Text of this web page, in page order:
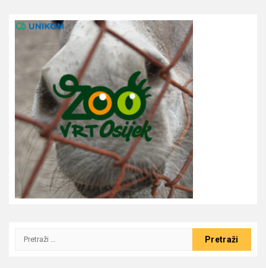
Pretraži: